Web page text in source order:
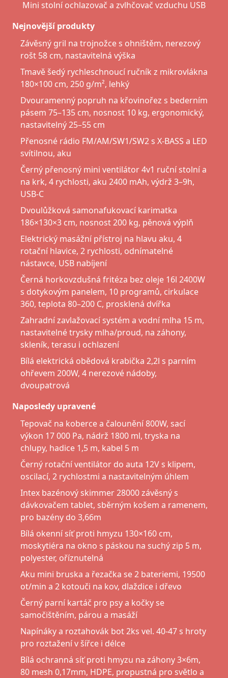
Mini stolní ochlazovač a zvlhčovač vzduchu USB
Nejnovější produkty
Závěsný gril na trojnožce s ohništěm, nerezový
rošt 58 cm, nastavitelná výška
Tmavě šedý rychleschnoucí ručník z mikrovlákna
180×100 cm, 250 g/m², lehký
Dvouramenný popruh na křovinořez s bederním
pásem 75–135 cm, nosnost 10 kg, ergonomický,
nastavitelný 25–55 cm
Přenosné rádio FM/AM/SW1/SW2 s X-BASS a LED
svítilnou, aku
Černý přenosný mini ventilátor 4v1 ruční stolní a
na krk, 4 rychlosti, aku 2400 mAh, výdrž 3–9h,
USB-C
Dvoulůžková samonafukovací karimatka
186×130×3 cm, nosnost 200 kg, pěnová výplň
Elektrický masážní přístroj na hlavu aku, 4
rotační hlavice, 2 rychlosti, odnímatelné
nástavce, USB nabíjení
Černá horkovzdušná fritéza bez oleje 16l 2400W
s dotykovým panelem, 10 programů, cirkulace
360, teplota 80–200 C, prosklená dvířka
Zahradní zavlažovací systém a vodní mlha 15 m,
nastavitelné trysky mlha/proud, na záhony,
skleník, terasu i ochlazení
Bílá elektrická obědová krabička 2,2l s parním
ohřevem 200W, 4 nerezové nádoby,
dvoupatrová
Naposledy upravené
Tepovač na koberce a čalounění 800W, sací
výkon 17 000 Pa, nádrž 1800 ml, tryska na
chlupy, hadice 1,5 m, kabel 5 m
Černý rotační ventilátor do auta 12V s klipem,
oscilací, 2 rychlostmi a nastavitelným úhlem
Intex bazénový skimmer 28000 závěsný s
dávkovačem tablet, sběrným košem a ramenem,
pro bazény do 3,66m
Bílá okenní síť proti hmyzu 130×160 cm,
moskytiéra na okno s páskou na suchý zip 5 m,
polyester, oříznutelná
Aku mini bruska a řezačka se 2 bateriemi, 19500
ot/min a 2 kotouči na kov, dlaždice i dřevo
Černý parní kartáč pro psy a kočky se
samočištěním, párou a masáží
Napínáky a roztahovák bot 2ks vel. 40-47 s hroty
pro roztažení v šířce i délce
Bílá ochranná síť proti hmyzu na záhony 3×6m,
80 mesh 0,17mm, HDPE, propustná pro světlo a